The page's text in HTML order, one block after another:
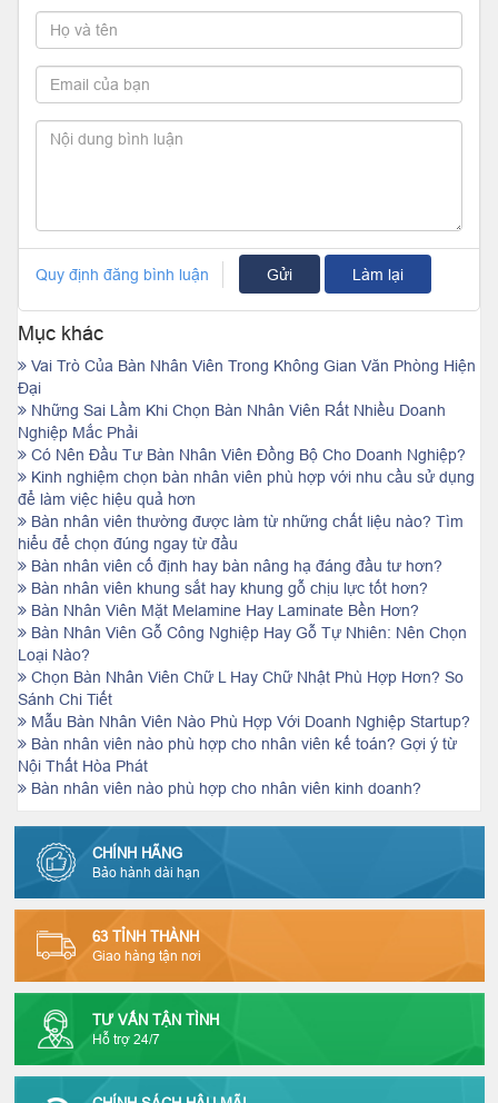
Quy định đăng bình luận Gửi Làm lại
Mục khác
Vai Trò Của Bàn Nhân Viên Trong Không Gian Văn Phòng Hiện
Đại
Những Sai Lầm Khi Chọn Bàn Nhân Viên Rất Nhiều Doanh
Nghiệp Mắc Phải
Có Nên Đầu Tư Bàn Nhân Viên Đồng Bộ Cho Doanh Nghiệp?
Kinh nghiệm chọn bàn nhân viên phù hợp với nhu cầu sử dụng
để làm việc hiệu quả hơn
Bàn nhân viên thường được làm từ những chất liệu nào? Tìm
hiểu để chọn đúng ngay từ đầu
Bàn nhân viên cố định hay bàn nâng hạ đáng đầu tư hơn?
Bàn nhân viên khung sắt hay khung gỗ chịu lực tốt hơn?
Bàn Nhân Viên Mặt Melamine Hay Laminate Bền Hơn?
Bàn Nhân Viên Gỗ Công Nghiệp Hay Gỗ Tự Nhiên: Nên Chọn
Loại Nào?
Chọn Bàn Nhân Viên Chữ L Hay Chữ Nhật Phù Hợp Hơn? So
Sánh Chi Tiết
Mẫu Bàn Nhân Viên Nào Phù Hợp Với Doanh Nghiệp Startup?
Bàn nhân viên nào phù hợp cho nhân viên kế toán? Gợi ý từ
Nội Thất Hòa Phát
Bàn nhân viên nào phù hợp cho nhân viên kinh doanh?
CHÍNH HÃNG
Bảo hành dài hạn
63 TỈNH THÀNH
Giao hàng tận nơi
TƯ VẤN TẬN TÌNH
Hỗ trợ 24/7